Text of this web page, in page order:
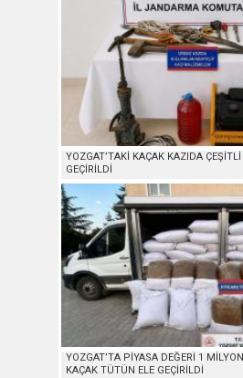
YOZGAT’TAKİ KAÇAK KAZIDA
GEÇİRİLDİ
YOZGAT’TA PİYASA DEĞERİ 1
KAÇAK TÜTÜN ELE GEÇİRİLDİ